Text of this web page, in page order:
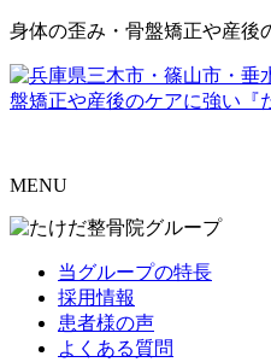
身体の歪み・骨盤矯正や産後
MENU
当グループの特長
採用情報
患者様の声
よくある質問